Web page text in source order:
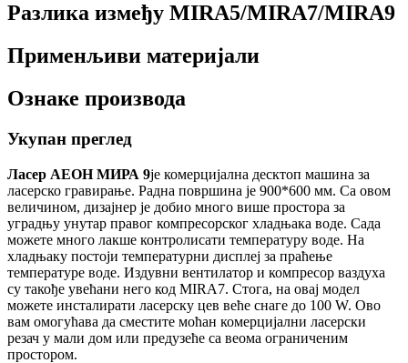
Разлика између MIRA5/MIRA7/MIRA9
Применљиви материјали
Ознаке производа
Укупан преглед
Ласер АЕОН МИРА 9је комерцијална десктоп машина за
ласерско гравирање. Радна површина је 900*600 мм. Са овом
величином, дизајнер је добио много више простора за
уградњу унутар правог компресорског хладњака воде. Сада
можете много лакше контролисати температуру воде. На
хладњаку постоји температурни дисплеј за праћење
температуре воде. Издувни вентилатор и компресор ваздуха
су такође увећани него код MIRA7. Стога, на овај модел
можете инсталирати ласерску цев веће снаге до 100 W. Ово
вам омогућава да сместите моћан комерцијални ласерски
резач у мали дом или предузеће са веома ограниченим
простором.